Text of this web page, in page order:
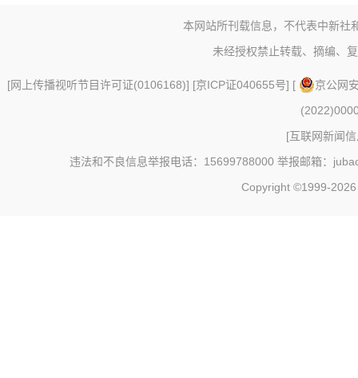
本网站所刊载信息，不代表中新社
未经授权禁止转载、摘编、
[网上传播视听节目许可证(0106168)] [京ICP证040655号] [
京公网
[互联网新闻
违法和不良信息举报电话：15699788000 举报邮箱：
Copyright ©1999-